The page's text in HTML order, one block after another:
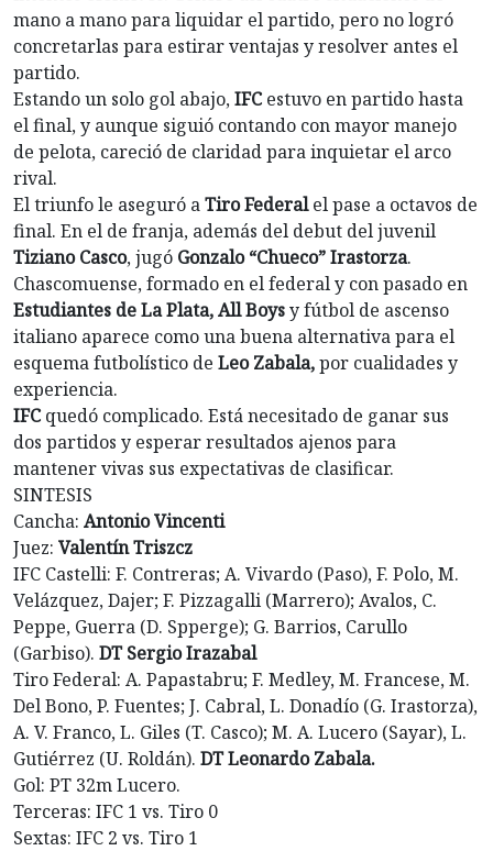
mano a mano para liquidar el partido, pero no logró
concretarlas para estirar ventajas y resolver antes el
partido.
Estando un solo gol abajo,IFCestuvo en partido hasta
el final, y aunque siguió contando con mayor manejo
de pelota, careció de claridad para inquietar el arco
rival.
El triunfo le aseguró aTiro Federalel pase a octavos de
final. En el de franja, además del debut del juvenil
Tiziano Casco, jugó Gonzalo “Chueco” Irastorza.
Chascomuense, formado en el federal y con pasado en
Estudiantes de La Plata, All Boysy fútbol de ascenso
italiano aparece como una buena alternativa para el
esquema futbolístico de Leo Zabala,por cualidades y
experiencia.
IFCquedó complicado. Está necesitado de ganar sus
dos partidos y esperar resultados ajenos para
mantener vivas sus expectativas de clasificar.
SINTESIS
Cancha: Antonio Vincenti
Juez: Valentín Triszcz
IFC Castelli: F. Contreras; A. Vivardo (Paso), F. Polo, M.
Velázquez, Dajer; F. Pizzagalli (Marrero); Avalos, C.
Peppe, Guerra (D. Spperge); G. Barrios, Carullo
(Garbiso). DT Sergio Irazabal
Tiro Federal: A. Papastabru; F. Medley, M. Francese, M.
Del Bono, P. Fuentes; J. Cabral, L. Donadío (G. Irastorza),
A. V. Franco, L. Giles (T. Casco); M. A. Lucero (Sayar), L.
Gutiérrez (U. Roldán). DT Leonardo Zabala.
Gol: PT 32m Lucero.
Terceras: IFC 1 vs. Tiro 0
Sextas: IFC 2 vs. Tiro 1